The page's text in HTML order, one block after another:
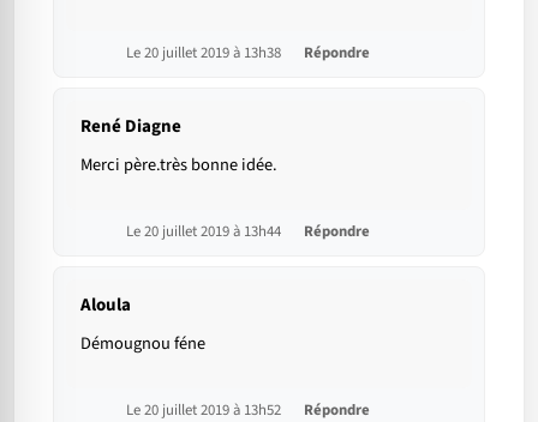
Le 20 juillet 2019 à 13h38 Répondre
René Diagne
Merci père.très bonne idée.
Le 20 juillet 2019 à 13h44 Répondre
Aloula
Démougnou féne
Le 20 juillet 2019 à 13h52 Répondre